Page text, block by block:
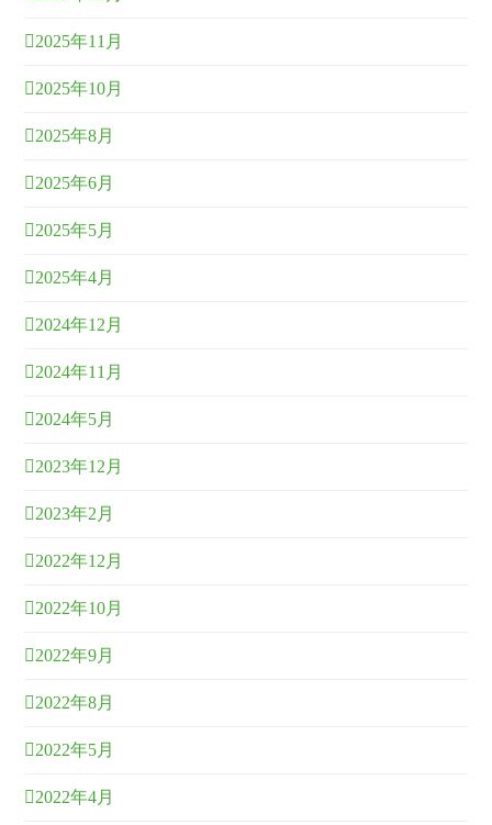
2025年11月
2025年10月
2025年8月
2025年6月
2025年5月
2025年4月
2024年12月
2024年11月
2024年5月
2023年12月
2023年2月
2022年12月
2022年10月
2022年9月
2022年8月
2022年5月
2022年4月